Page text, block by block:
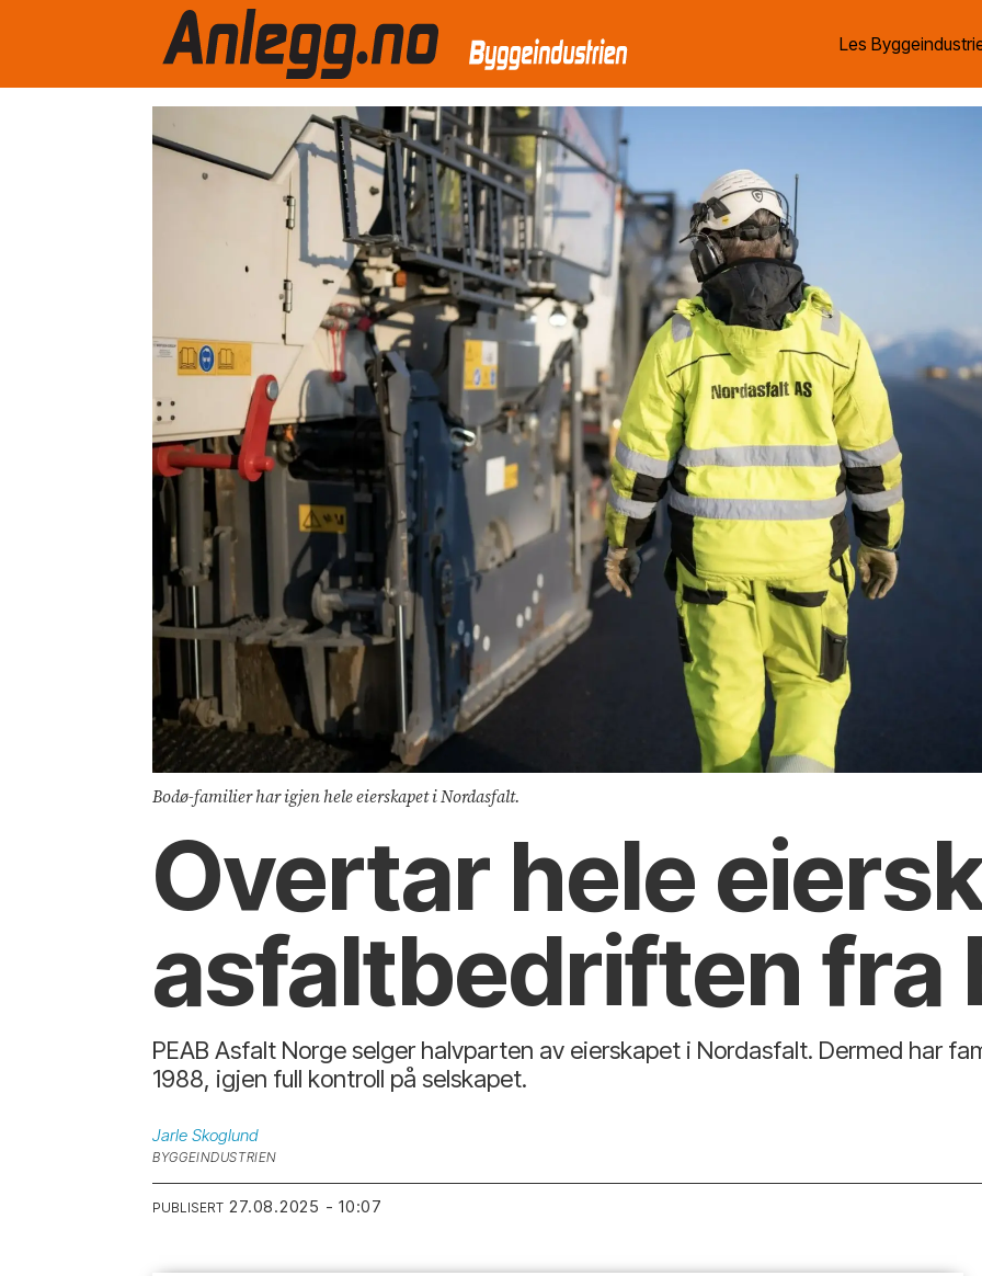
Les
Bodø-familier har igjen hele eierskapet i Nordasfalt.
Overtar hele
asfaltbedriften fra
PEAB Asfalt Norge selger halvparten av eierskapet i Nordasfalt. Dermed har
1988, igjen full kontroll på selskapet.
Jarle Skoglund
BYGGEINDUSTRIEN
PUBLISERT 27.08.2025 - 10:07